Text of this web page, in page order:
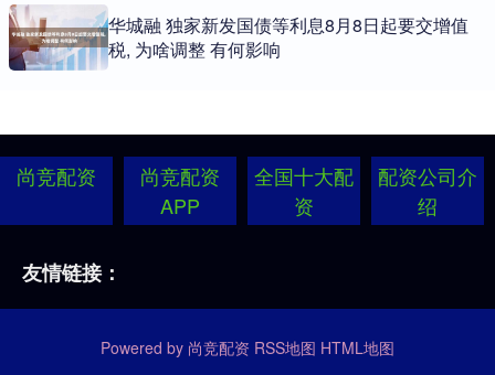
华城融 独家新发国债等利息8月8日起要交增值
税, 为啥调整 有何影响
尚竞配资
尚竞配资
APP
全国十大配
资
配资公司介
绍
友情链接：
Powered by 尚竞配资 RSS地图 HTML地图